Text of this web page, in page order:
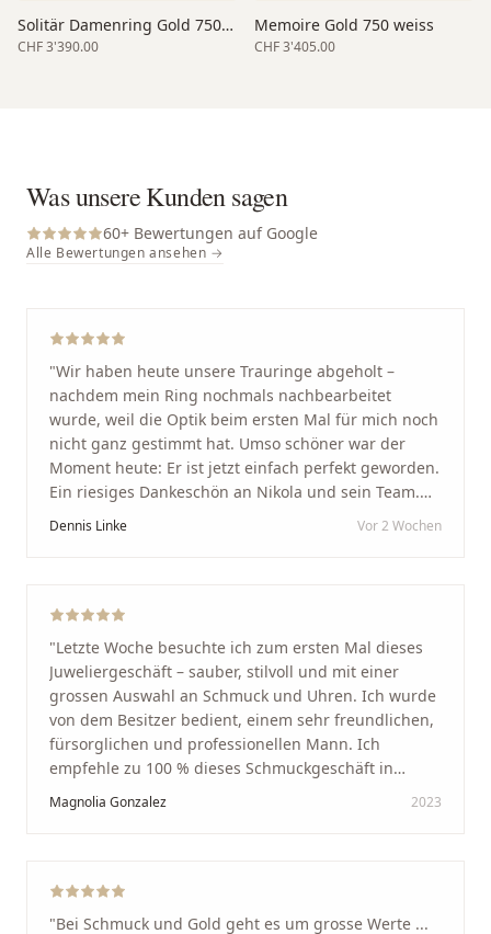
Solitär Damenring Gold 750 weiss
CHF 3'390.00
Memoire Gold 750 weiss
CHF 3'405.00
Was unsere Kunden sagen
60+ Bewertungen auf Google
Alle Bewertungen ansehen →
"Wir haben heute unsere Trauringe abgeholt –
nachdem mein Ring nochmals nachbearbeitet
wurde, weil die Optik beim ersten Mal für mich noch
nicht ganz gestimmt hat. Umso schöner war der
Moment heute: Er ist jetzt einfach perfekt geworden.
Ein riesiges Dankeschön an Nikola und sein Team.
Vom ersten Termin an wurden wir jedes Mal
Arbeit und seine Kunden wirklich am Herzen liegen.
Service und echte Herzlichkeit schätzt, ist hier genau
richtig."
Dennis Linke Vor 2 Wochen
"Letzte Woche besuchte ich zum ersten Mal dieses
Juweliergeschäft – sauber, stilvoll und mit einer
grossen Auswahl an Schmuck und Uhren. Ich wurde
von dem Besitzer bedient, einem sehr freundlichen,
fürsorglichen und professionellen Mann. Ich
empfehle zu 100 % dieses Schmuckgeschäft in
Schaffhausen. Ich selbst war sehr zufrieden und
glücklich mit der Behandlung. Ich danke Ihnen – ich
Magnolia Gonzalez 2023
"Bei Schmuck und Gold geht es um grosse Werte ...